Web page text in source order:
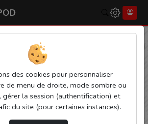
Rechercher
[2MED IM] TD 6.3.3 Q2
des cookies pour personnaliser
de menu de droite, mode sombre ou
gérer la session (authentification) et
du site (pour certaines instances).